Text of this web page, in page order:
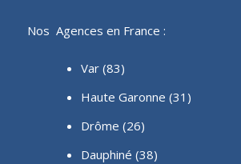
Nos Agences en France :
Var (83)
Haute Garonne (31)
Drôme (26)
Dauphiné (38)